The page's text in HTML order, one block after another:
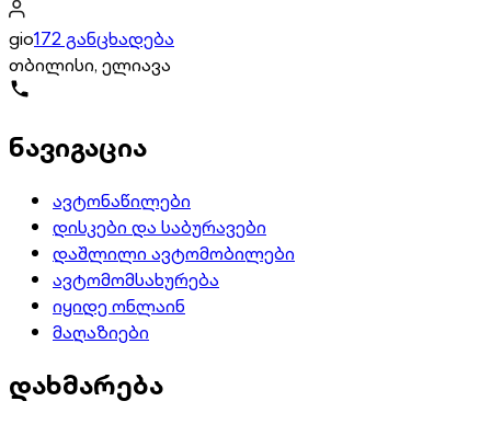
gio172 განცხადება
თბილისი, ელიავა
ნავიგაცია
ავტონაწილები
დისკები და საბურავები
დაშლილი ავტომობილები
ავტომომსახურება
იყიდე ონლაინ
მაღაზიები
დახმარება